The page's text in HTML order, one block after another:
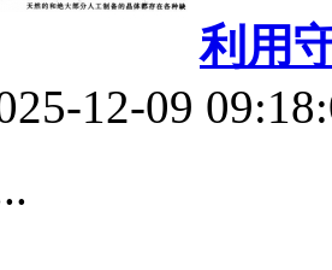
利用
12-09